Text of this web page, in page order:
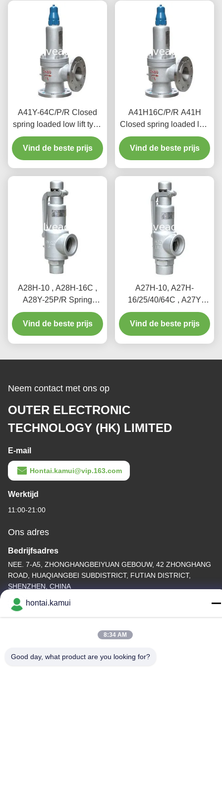
A41Y-64C/P/R Closed
spring loaded low lift type
safety valve（A41Y）
suitable for working
temperature 300degree
Vind de beste prijs
A41H16C/P/R A41H
Closed spring loaded low
lift type safety valve,
suitable for equipment
and pipeline
Vind de beste prijs
A28H-10 , A28H-16C ,
A28Y-25P/R Spring
loaded full lift safety valve
witha lever（A28H）
Vind de beste prijs
A27H-10, A27H-
16/25/40/64C , A27Y
Spring loaded low lift
safety valve for
equipment and piping
Vind de beste prijs
Neem contact met ons op
OUTER ELECTRONIC
TECHNOLOGY (HK) LIMITED
E-mail
Hontai.kamui@vip.163.com
Werktijd
11:00-21:00
Ons adres
Bedrijfsadres
NEE. 7-A5, ZHONGHANGBEIYUAN GEBOUW, 42 ZHONGHANG
ROAD, HUAQIANGBEI SUBDISTRICT, FUTIAN DISTRICT,
SHENZHEN, CHINA
Fabrieksadres
hontai.kamui
8:34 AM
Good day, what product are you looking for?